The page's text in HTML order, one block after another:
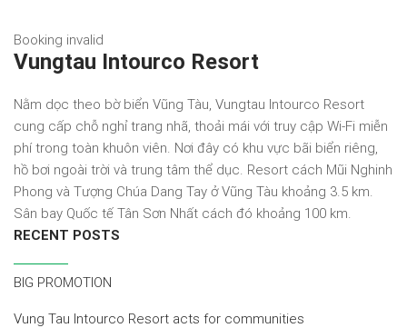
Booking invalid
Vungtau Intourco Resort
Nằm dọc theo bờ biển Vũng Tàu, Vungtau Intourco Resort
cung cấp chỗ nghỉ trang nhã, thoải mái với truy cập Wi-Fi miễn
phí trong toàn khuôn viên. Nơi đây có khu vực bãi biển riêng,
hồ bơi ngoài trời và trung tâm thể dục. Resort cách Mũi Nghinh
Phong và Tượng Chúa Dang Tay ở Vũng Tàu khoảng 3.5 km.
Sân bay Quốc tế Tân Sơn Nhất cách đó khoảng 100 km.
RECENT POSTS
BIG PROMOTION
Vung Tau Intourco Resort acts for communities